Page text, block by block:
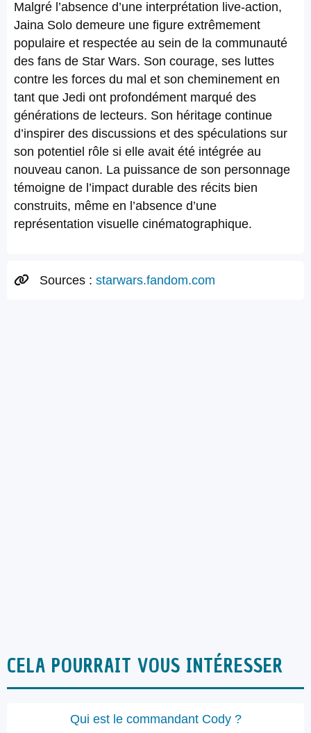
Malgré l’absence d’une interprétation live-action,
Jaina Solo demeure une figure extrêmement
populaire et respectée au sein de la communauté
des fans de Star Wars. Son courage, ses luttes
contre les forces du mal et son cheminement en
tant que Jedi ont profondément marqué des
générations de lecteurs. Son héritage continue
d’inspirer des discussions et des spéculations sur
son potentiel rôle si elle avait été intégrée au
nouveau canon. La puissance de son personnage
témoigne de l’impact durable des récits bien
construits, même en l’absence d’une
représentation visuelle cinématographique.
Sources : starwars.fandom.com
CELA POURRAIT VOUS INTÉRESSER
Qui est le commandant Cody ?